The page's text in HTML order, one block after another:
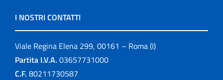
I NOSTRI CONTATTI
Viale Regina Elena 299, 00161 – Roma (I)
Partita I.V.A. 03657731000
C.F. 80211730587